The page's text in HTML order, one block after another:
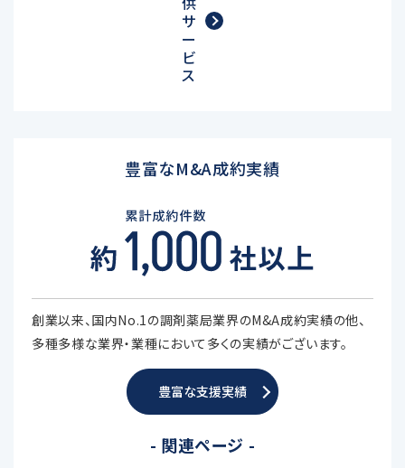
サ
ー
ビ
ス
豊富なM&A成約実績
創業以来、国内No.1の調剤薬局業界のM&A成約実績の他、
多種多様な業界・業種において多くの実績がございます。
豊富な支援実績
- 関連ページ -